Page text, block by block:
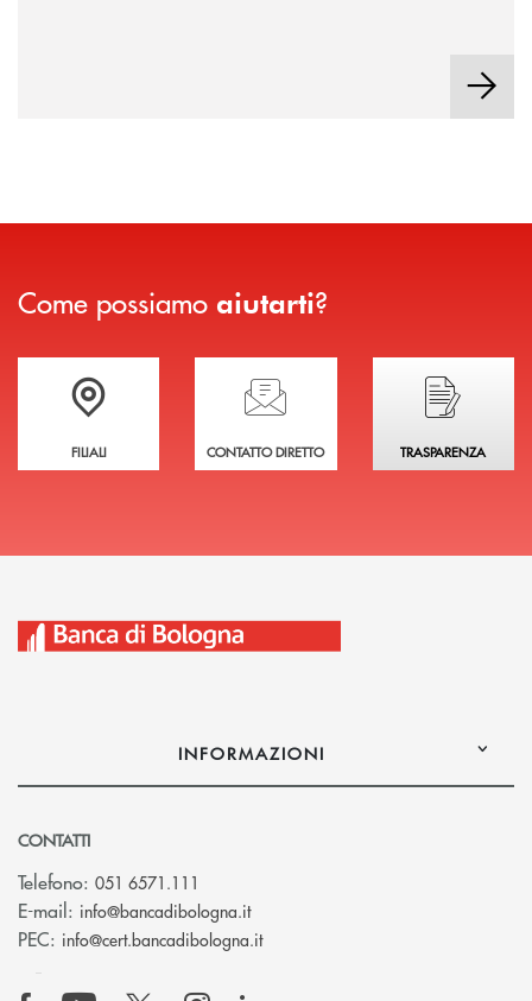
Come possiamo aiutarti?
Trova la filiale più vicina a te
FILIALI
Hai bisogno di assistenza immediata?
CONTATTO DIRETTO
Hai bisogno di
TRASPARENZA
INFORMAZIONI
CONTATTI
Telefono: 051 6571.111
E-mail: info@bancadibologna.it(si apre l’app di posta elettronica)
PEC: info@cert.bancadibologna.it(si apre l’app di posta